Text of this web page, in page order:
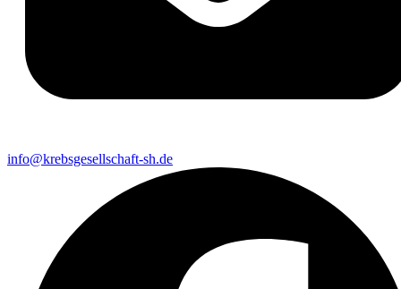
info@krebsgesellschaft-sh.de